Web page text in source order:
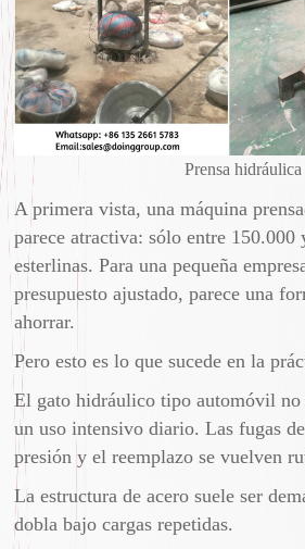
Prensa hidráulica
A primera vista, una máquina
parece atractiva: sólo entre 150.000
esterlinas. Para una pequeña
presupuesto ajustado, parece una
ahorrar.
Pero esto es lo que sucede en la
El gato hidráulico tipo automóvil no
un uso intensivo diario. Las fugas
presión y el reemplazo se vuelven
La estructura de acero suele ser
dobla bajo cargas repetidas.